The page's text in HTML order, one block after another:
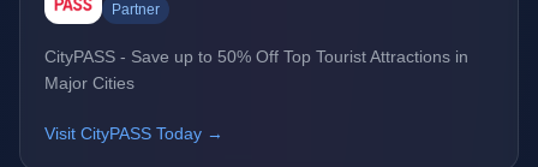
Partner
CityPASS - Save up to 50% Off Top Tourist Attractions in
Major Cities
Visit CityPASS Today →